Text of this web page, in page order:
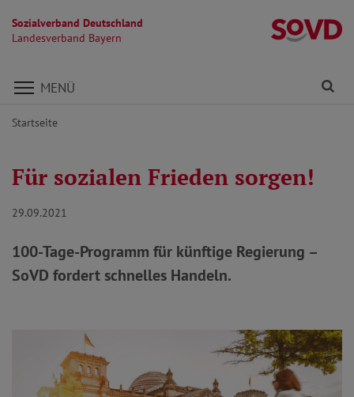
Sozialverband Deutschland
Landesverband Bayern
Direkt zu den Inhalten springen
MENÜ
Startseite
Für sozialen Frieden sorgen!
29.09.2021
100-Tage-Programm für künftige Regierung –
SoVD fordert schnelles Handeln.